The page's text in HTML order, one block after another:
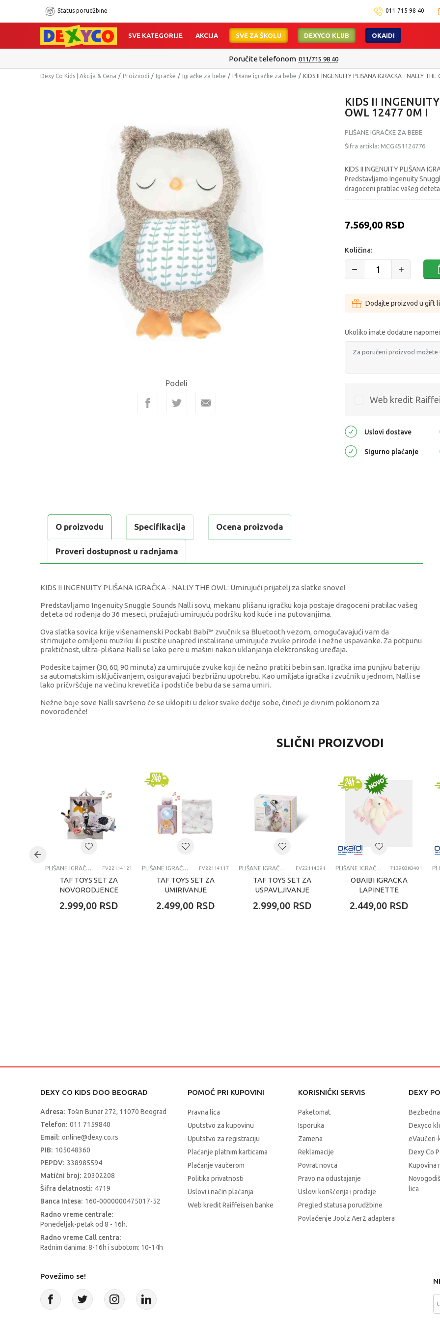
Status porudžbine 011 715 98 40
SVE KATEGORIJE AKCIJA SVE ZA ŠKOLU DEXYCO KLUB OKAIDI
Isporuku možete očekivati u roku od 2 do 4 radna dana!
Dexy Co Kids | Akcija & Cena Proizvodi Igračke Igračke za bebe Plišane igračke za bebe KIDS II INGENUITY PLISANA IGRACKA - NALLY
Podeli
KIDS II
OWL 12477 0M I
PLIŠANE IGRAČKE ZA BEBE
Šifra artikla: MCG451124776
KIDS II INGENUITY PLIŠANA
Predstavljamo Ingenuity
dragoceni pratilac vašeg
7.569,00 RSD
Količina:
Dodajte proizvod u gift
Ukoliko imate dodatne
Web kredit
Uslovi dostave
Sigurno plaćanje
O proizvodu Specifikacija Ocena proizvoda
Proveri dostupnost u radnjama
KIDS II INGENUITY PLIŠANA IGRAČKA - NALLY THE OWL: Umirujući prijatelj za slatke snove!
Predstavljamo Ingenuity Snuggle Sounds Nalli sovu, mekanu plišanu igračku koja postaje dragoceni pratilac vašeg
deteta od rođenja do 36 meseci, pružajući umirujuću podršku kod kuće i na putovanjima.
Ova slatka sovica krije višenamenski PockabI Babi™ zvučnik sa Bluetooth vezom, omogućavajući vam da
strimujete omiljenu muziku ili pustite unapred instalirane umirujuće zvuke prirode i nežne uspavanke. Za potpunu
praktičnost, ultra-plišana Nalli se lako pere u mašini nakon uklanjanja elektronskog uređaja.
Podesite tajmer (30, 60, 90 minuta) za umirujuće zvuke koji će nežno pratiti bebin san. Igračka ima punjivu bateriju
sa automatskim isključivanjem, osiguravajući bezbrižnu upotrebu. Kao umiljata igračka i zvučnik u jednom, Nalli se
lako pričvršćuje na većinu krevetića i podstiče bebu da se sama umiri.
Nežne boje sove Nalli savršeno će se uklopiti u dekor svake dečije sobe, čineći je divnim poklonom za
novorođenče!
Plišane igračke za bebe
univerzalno
Uzrast 0-12 meseci
Kategorija
SLIČNI PROIZVODI
PLIŠANE IGRAČKE ZA BEBE FV22114121
TAF TOYS SET ZA
NOVORODJENCE
2.999,00 RSD
PLIŠANE IGRAČKE ZA BEBE FV22114117
TAF TOYS SET ZA
UMIRIVANJE
2.499,00 RSD
PLIŠANE IGRAČKE ZA BEBE FV22114091
TAF TOYS SET ZA
USPAVLJIVANJE
2.999,00 RSD
PLIŠANE IGRAČKE ZA BEBE 713983K0401
OBAIBI IGRACKA
LAPINETTE
2.449,00 RSD
DEXY CO KIDS DOO BEOGRAD
Adresa: Tošin Bunar 272, 11070 Beograd
Telefon: 011 7159840
Email: online@dexy.co.rs
PIB: 105048360
PEPDV: 338985594
Matični broj: 20302208
Šifra delatnosti: 4719
Banca Intesa: 160-0000000475017-52
Radno vreme centrale:
Ponedeljak-petak od 8 - 16h.
Radno vreme Call centra:
Radnim danima: 8-16h i subotom: 10-14h
POMOĆ PRI KUPOVINI
Pravna lica
Uputstvo za kupovinu
Uputstvo za registraciju
Plaćanje platnim karticama
Plaćanje vaučerom
Politika privatnosti
Uslovi i način plaćanja
Web kredit Raiffeisen banke
KORISNIČKI SERVIS
Paketomat
Isporuka
Zamena
Reklamacije
Povrat novca
Pravo na odustajanje
Uslovi korišćenja i prodaje
Pregled statusa porudžbine
Povlačenje Joolz Aer2 adaptera
DEXY
Dexyco
Dexy Co
Kupovina
lica
Povežimo se!